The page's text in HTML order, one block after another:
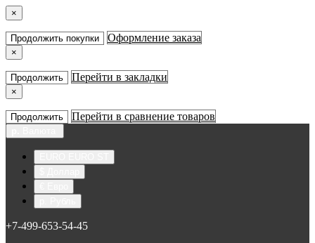
×
Продолжить покупки Оформление заказа
×
Продолжить Перейти в закладки
×
Продолжить Перейти в сравнение товаров
+7-499-653-54-45